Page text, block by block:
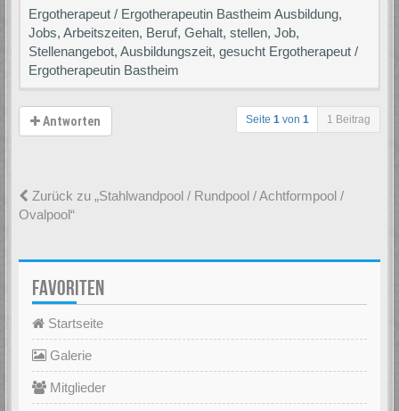
Ergotherapeut / Ergotherapeutin Bastheim Ausbildung,
Jobs, Arbeitszeiten, Beruf, Gehalt, stellen, Job,
Stellenangebot, Ausbildungszeit, gesucht Ergotherapeut /
Ergotherapeutin Bastheim
Antworten Seite 1 von 1 1 Beitrag
Zurück zu „Stahlwandpool / Rundpool / Achtformpool /
Ovalpool“
FAVORITEN
Startseite
Galerie
Mitglieder